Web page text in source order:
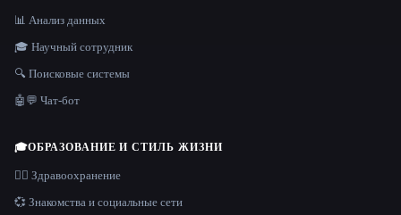
📊 Анализ данных
🎓 Научный сотрудник
🔍 Поисковые системы
🤖💬 Чат-бот
🎓ОБРАЗОВАНИЕ И СТИЛЬ ЖИЗНИ
👩‍⚕️ Здравоохранение
💞 Знакомства и социальные сети